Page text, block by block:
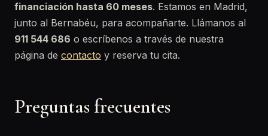
financiación hasta 60 meses. Estamos en Madrid,
junto al Bernabéu, para acompañarte. Llámanos al
911 544 686 o escríbenos a través de nuestra
página de contacto y reserva tu cita.
Preguntas frecuentes